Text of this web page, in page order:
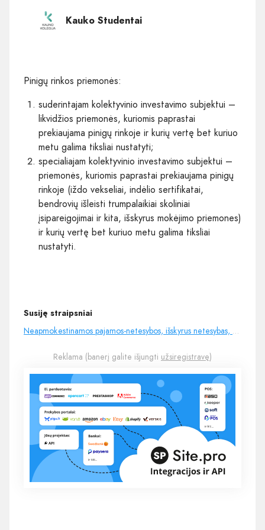
Kauko Studentai
Pinigų rinkos priemonės:
suderintajam kolektyvinio investavimo subjektui –
likvidžios priemonės, kuriomis paprastai
prekiaujama pinigų rinkoje ir kurių vertę bet kuriuo
metu galima tiksliai nustatyti;
specialiajam kolektyvinio investavimo subjektui –
priemonės, kuriomis paprastai prekiaujama pinigų
rinkoje (iždo vekseliai, indėlio sertifikatai,
bendrovių išleisti trumpalaikiai skoliniai
įsipareigojimai ir kita, išskyrus mokėjimo priemones)
ir kurių vertę bet kuriuo metu galima tiksliai
nustatyti.
Susiję straipsniai
Neapmokestinamos pajamos-netesybos, išskyrus netesybas, gautas iš užsienio vienetų, įregistruotų ar
Reklama (banerį galite išjungti užsiregistravę)